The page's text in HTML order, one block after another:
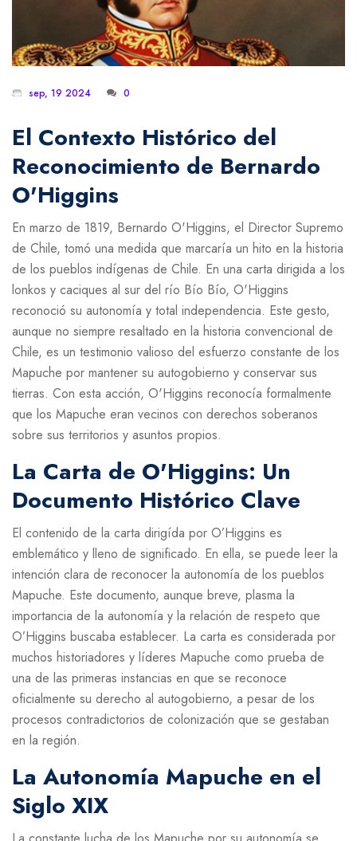
sep, 19 2024 0
El Contexto Histórico del
Reconocimiento de Bernardo
O'Higgins
En marzo de 1819, Bernardo O'Higgins, el Director Supremo
de Chile, tomó una medida que marcaría un hito en la historia
de los pueblos indígenas de Chile. En una carta dirigida a los
lonkos y caciques al sur del río Bío Bío, O'Higgins
reconoció su autonomía y total independencia. Este gesto,
aunque no siempre resaltado en la historia convencional de
Chile, es un testimonio valioso del esfuerzo constante de los
Mapuche por mantener su autogobierno y conservar sus
tierras. Con esta acción, O'Higgins reconocía formalmente
que los Mapuche eran vecinos con derechos soberanos
sobre sus territorios y asuntos propios.
La Carta de O'Higgins: Un
Documento Histórico Clave
El contenido de la carta dirigída por O’Higgins es
emblemático y lleno de significado. En ella, se puede leer la
intención clara de reconocer la autonomía de los pueblos
Mapuche. Este documento, aunque breve, plasma la
importancia de la autonomía y la relación de respeto que
O’Higgins buscaba establecer. La carta es considerada por
muchos historiadores y líderes Mapuche como prueba de
una de las primeras instancias en que se reconoce
oficialmente su derecho al autogobierno, a pesar de los
procesos contradictorios de colonización que se gestaban
en la región.
La Autonomía Mapuche en el
Siglo XIX